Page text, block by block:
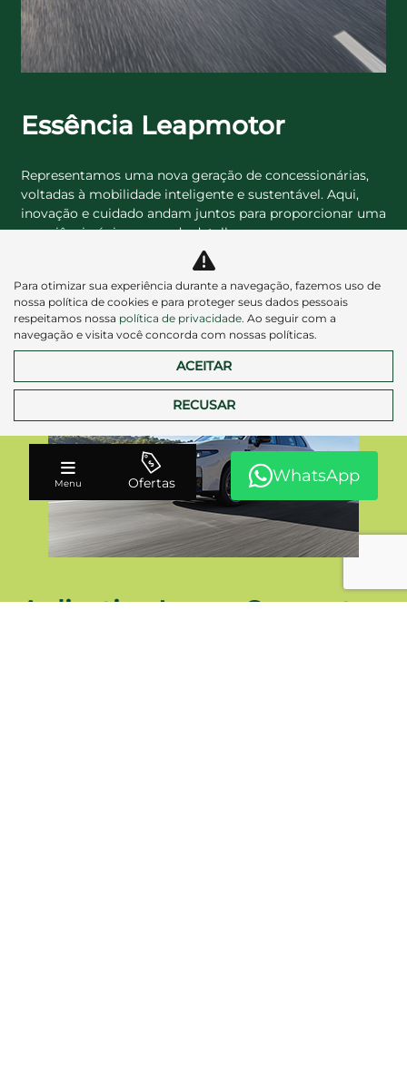
Essência Leapmotor
Representamos uma nova geração de concessionárias,
voltadas à mobilidade inteligente e sustentável. Aqui,
inovação e cuidado andam juntos para proporcionar uma
experiência única em cada detalhe.
SAIBA MAIS
Aplicativo Leap+ Connect
Menu Ofertas WhatsApp
Para otimizar sua experiência durante a navegação, fazemos uso de
nossa política de cookies e para proteger seus dados pessoais
respeitamos nossa política de privacidade. Ao seguir com a
navegação e visita você concorda com nossas políticas.
ACEITAR
RECUSAR